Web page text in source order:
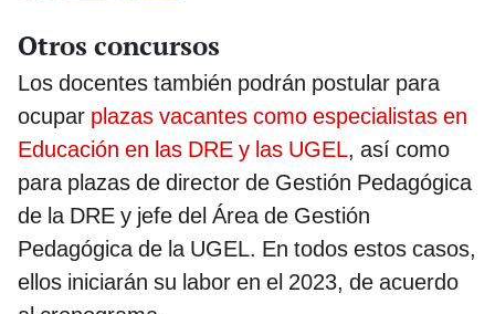
Otros concursos
Los docentes también podrán postular para
ocupar plazas vacantes como especialistas en
Educación en las DRE y las UGEL, así como
para plazas de director de Gestión Pedagógica
de la DRE y jefe del Área de Gestión
Pedagógica de la UGEL. En todos estos casos,
ellos iniciarán su labor en el 2023, de acuerdo